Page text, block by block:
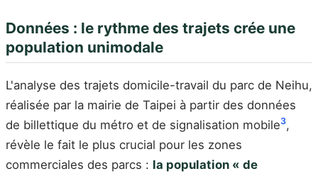
Données : le rythme des trajets crée une
population unimodale
L'analyse des trajets domicile-travail du parc de Neihu,
réalisée par la mairie de Taipei à partir des données
de billettique du métro et de signalisation mobile3,
révèle le fait le plus crucial pour les zones
commerciales des parcs : la population « de